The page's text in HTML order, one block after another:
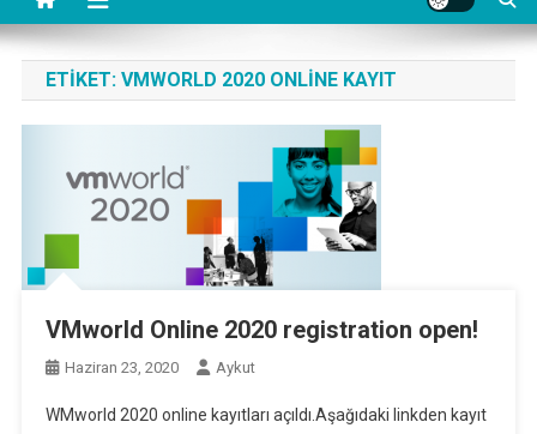
ETIKET: VMWORLD 2020 ONLINE KAYIT
VMworld Online 2020 registration open!
Haziran 23, 2020 Aykut
WMworld 2020 online kayıtları açıldı.Aşağıdaki linkden kayıt